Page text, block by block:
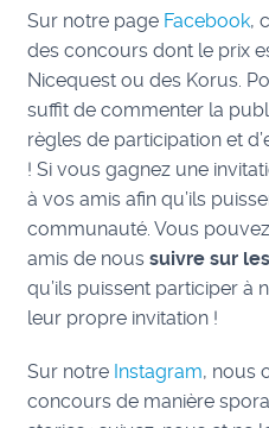
Sur notre page Facebook,
des concours dont le prix
Nicequest ou des Korus.
suffit de commenter la
règles de participation et
! Si vous gagnez une
à vos amis afin qu’ils
communauté. Vous
amis de noussuivre sur
qu’ils puissent participer à
leur propre invitation !
Sur notre Instagram, nous
concours de manière